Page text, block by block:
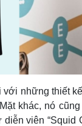
những thiết
khác, nó
viên “Squid